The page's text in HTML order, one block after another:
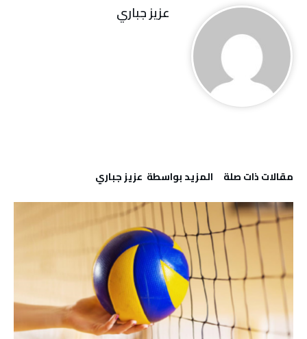
عزيز جباري
‫مقالات ذات صلة‬ ‫‫المزيد بواسطة‬ ‬ عزيز جباري